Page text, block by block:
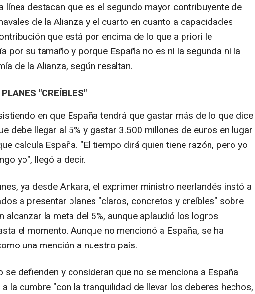
línea destacan que es el segundo mayor contribuyente de
de la Alianza y el cuarto en cuanto a capacidades
que está por encima de lo que a priori le
por su tamaño y porque España no es ni la segunda ni la
de la Alianza, según resaltan.
"CREÍBLES"
en que España tendrá que gastar más de lo que dice
debe llegar al 5% y gastar 3.500 millones de euros en lugar
calcula España. "El tiempo dirá quien tiene razón, pero yo
yo", llegó a decir.
ya desde Ankara, el exprimer ministro neerlandés instó a
a presentar planes "claros, concretos y creíbles" sobre
alcanzar la meta del 5%, aunque aplaudió los logros
el momento. Aunque no mencionó a España, se ha
una mención a nuestro país.
se defienden y consideran que no se menciona a España
la cumbre "con la tranquilidad de llevar los deberes hechos,